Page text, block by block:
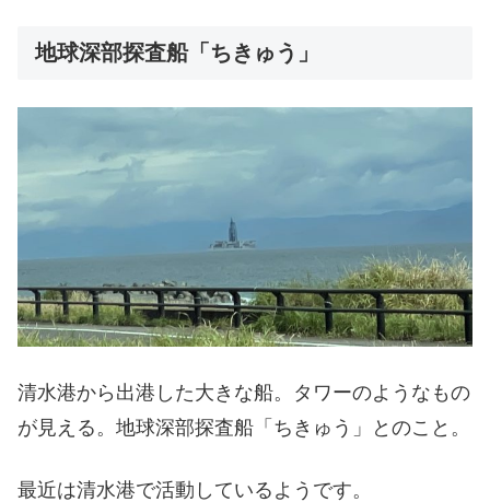
地球深部探査船「ちきゅう」
清水港から出港した大きな船。タワーのようなもの
が見える。地球深部探査船「ちきゅう」とのこと。
最近は清水港で活動しているようです。